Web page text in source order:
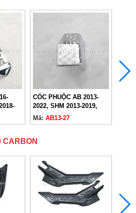
CÓC PHUỘC AB 2013-
2022, SHM 2013-2019,
VARIO 125 (2018-2024)
Mã: AB13-27
CHO
CARBON